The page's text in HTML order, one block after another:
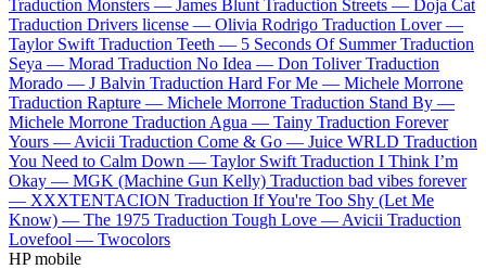
Traduction Monsters — James Blunt Traduction Streets — Doja Cat
Traduction Drivers license — Olivia Rodrigo Traduction Lover —
Taylor Swift Traduction Teeth — 5 Seconds Of Summer Traduction
Seya — Morad Traduction No Idea — Don Toliver Traduction
Morado — J Balvin Traduction Hard For Me — Michele Morrone
Traduction Rapture — Michele Morrone Traduction Stand By —
Michele Morrone Traduction Agua — Tainy Traduction Forever
Yours — Avicii Traduction Come & Go — Juice WRLD Traduction
You Need to Calm Down — Taylor Swift Traduction I Think I’m
Okay — MGK (Machine Gun Kelly) Traduction bad vibes forever
— XXXTENTACION Traduction If You're Too Shy (Let Me
Know) — The 1975 Traduction Tough Love — Avicii Traduction
Lovefool — Twocolors
HP mobile